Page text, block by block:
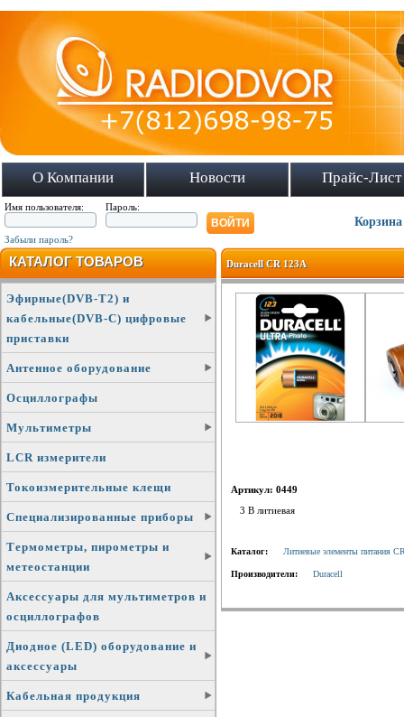
О Компании Новости Прайс-Лист
Имя пользователя: Пароль:
Забыли пароль?
Корзина
КАТАЛОГ ТОВАРОВ
Эфирные(DVB-T2) и
кабельные(DVB-C) цифровые
приставки
Антенное оборудование
Осциллографы
Мультиметры
LCR измерители
Токоизмерительные клещи
Специализированные приборы
Термометры, пирометры и
метеостанции
Аксессуары для мультиметров и
осциллографов
Диодное (LED) оборудование и
аксессуары
Кабельная продукция
Duracell CR 123A
Артикул: 0449
3 В литиевая
Каталог: Литиевые элементы питания
Производители: Duracell